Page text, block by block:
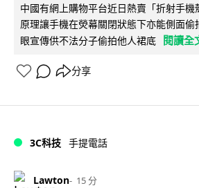
中國有網上購物平台近日熱賣「折射手
原理讓手機在熒幕關閉狀態下亦能側面偷
眼宣傳供不法分子偷拍他人裙底 閱讀全
分享
3C科技 手提電話
Lawton 15 分